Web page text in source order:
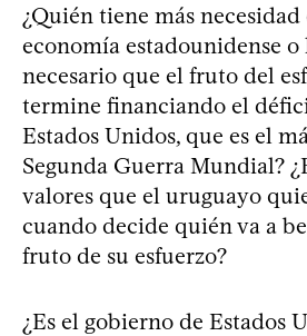
¿Quién tiene más necesidad
economía estadounidense o
necesario que el fruto del
termine financiando el
Estados Unidos, que es el
Segunda Guerra Mundial?
valores que el uruguayo
cuando decide quién va a
fruto de su esfuerzo?
¿Es el gobierno de Estados